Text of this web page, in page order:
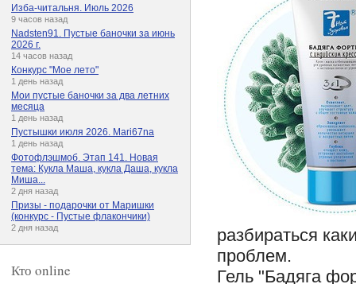
разбираться
проблем.
Гель "Бадяга
Изба-читальня. Июль 2026
9 часов назад
Nadsten91. Пустые баночки за июнь
2026 г.
14 часов назад
Конкурс "Мое лето"
1 день назад
Мои пустые баночки за два летних
месяца
1 день назад
Пустышки июля 2026. Mari67na
1 день назад
Фотофлэшмоб. Этап 141. Новая
тема: Кукла Маша, кукла Даша, кукла
Миша...
2 дня назад
Призы - подарочки от Маришки
(конкурс - Пустые флакончики)
2 дня назад
Кто online